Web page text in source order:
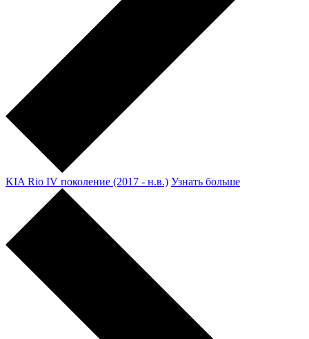
KIA Rio IV поколение (2017 - н.в.) Узнать больше